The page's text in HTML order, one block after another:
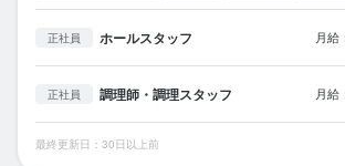
掲載をご検討の店舗様へ
プライバシーポリシー
正社員 ホールスタッフ 月給：
正社員 調理師・調理スタッフ 月給：
最終更新日：30日以上前